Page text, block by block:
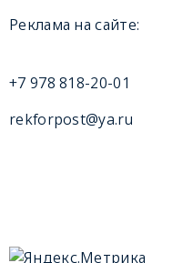
Реклама на сайте:
+7 978 818-20-01
rekforpost@ya.ru